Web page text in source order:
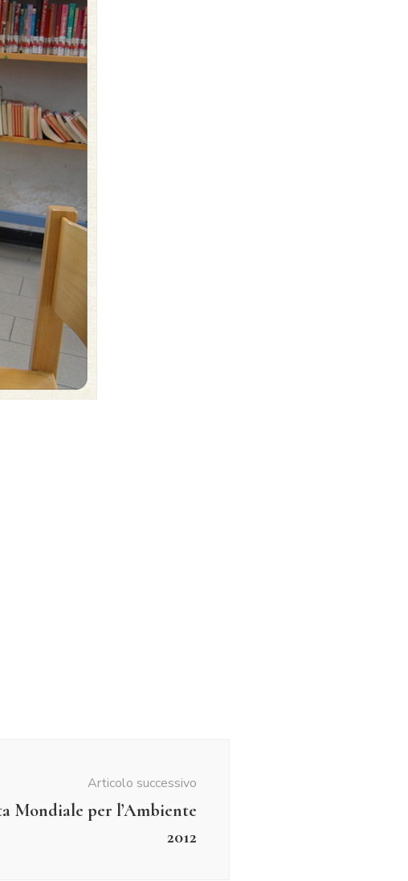
Articolo successivo
Mondiale per l’Ambiente
2012